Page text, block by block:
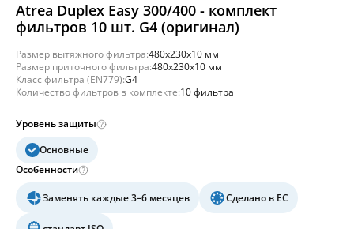
Atrea Duplex Easy 300/400 - комплект
фильтров 10 шт. G4 (оригинал)
Размер вытяжного фильтра:480x230x10 мм
Размер приточного фильтра:480x230x10 мм
Класс фильтра (EN779):G4
Количество фильтров в комплекте:10 фильтра
Уровень защиты
Основные
Особенности
Заменять каждые 3–6 месяцев Сделано в ЕС